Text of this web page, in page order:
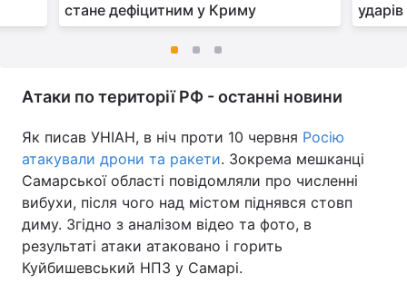
стане дефіцитним у Криму
ударів
Атаки по території РФ - останні новини
Як писав УНІАН, в ніч проти 10 червня Росію
атакували дрони та ракети. Зокрема мешканці
Самарської області повідомляли про численні
вибухи, після чого над містом піднявся стовп
диму. Згідно з аналізом відео та фото, в
результаті атаки атаковано і горить
Куйбишевський НПЗ у Самарі.